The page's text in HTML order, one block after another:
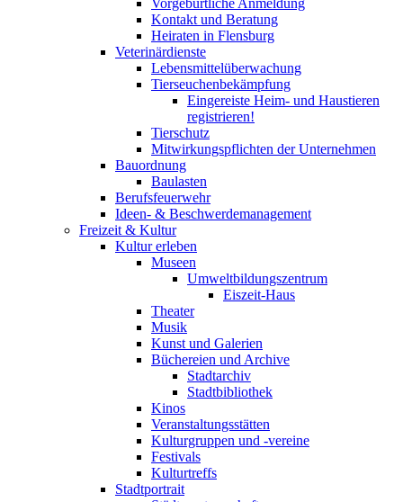
Vorgeburtliche Anmeldung
Kontakt und Beratung
Heiraten in Flensburg
Veterinärdienste
Lebensmittelüberwachung
Tierseuchenbekämpfung
Eingereiste Heim- und Haustieren
registrieren!
Tierschutz
Mitwirkungspflichten der Unternehmen
Bauordnung
Baulasten
Berufsfeuerwehr
Ideen- & Beschwerdemanagement
Freizeit & Kultur
Kultur erleben
Museen
Umweltbildungszentrum
Eiszeit-Haus
Theater
Musik
Kunst und Galerien
Büchereien und Archive
Stadtarchiv
Stadtbibliothek
Kinos
Veranstaltungsstätten
Kulturgruppen und -vereine
Festivals
Kulturtreffs
Stadtportrait